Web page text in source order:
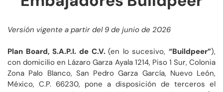
Versión vigente a partir del 9 de junio de 2026
Plan Board, S.A.P.I. de C.V.(en lo sucesivo, “Buildpeer”),
con domicilio en Lázaro Garza Ayala 1214, Piso 1 Sur, Colonia
Zona Palo Blanco, San Pedro Garza García, Nuevo León,
México, C.P. 66230, pone a disposición de terceros el